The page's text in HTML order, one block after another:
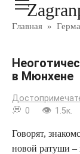
Перейти
Главная »
в Мюнхене
0
1.5к.
Говорят,
новой ратуши –